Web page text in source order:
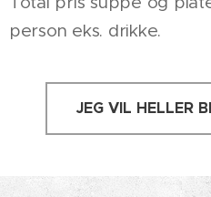
person eks. drikke.
JEG VIL HELLER